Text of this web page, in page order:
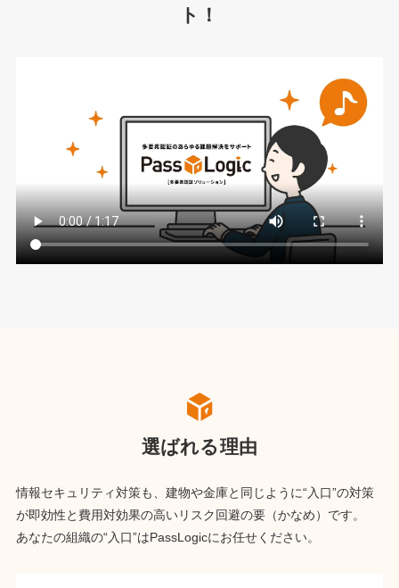
ト！
選ばれる理由
情報セキュリティ対策も、建物や金庫と同じように“入口”の対策
が即効性と費用対効果の高いリスク回避の要（かなめ）です。
あなたの組織の“入口”はPassLogicにお任せください。